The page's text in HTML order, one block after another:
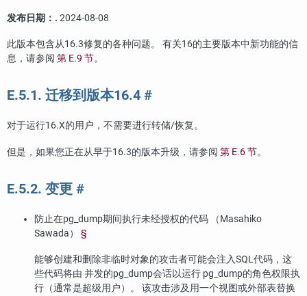
发布日期：. 2024-08-08
此版本包含从16.3修复的各种问题。 有关16的主要版本中新功能的信
息，请参阅 第 E.9 节。
E.5.1. 迁移到版本16.4 #
对于运行16.X的用户，不需要进行转储/恢复。
但是，如果您正在从早于16.3的版本升级，请参阅 第 E.6 节。
E.5.2. 变更 #
防止在pg_dump期间执行未经授权的代码 （Masahiko
Sawada） §
能够创建和删除非临时对象的攻击者可能会注入SQL代码，这
些代码将由 并发的pg_dump会话以运行 pg_dump的角色权限执
行（通常是超级用户）。 该攻击涉及用一个视图或外部表替换